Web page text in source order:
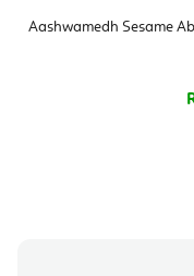
Aashwamedh Sesame